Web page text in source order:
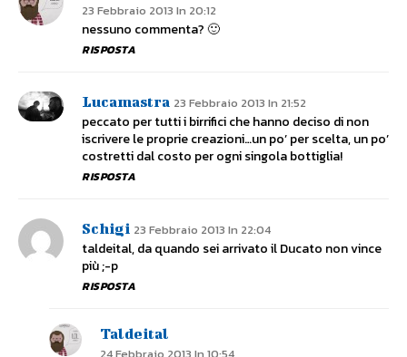
23 Febbraio 2013 In 20:12
nessuno commenta? 🙂
RISPOSTA
Lucamastra 23 Febbraio 2013 In 21:52
peccato per tutti i birrifici che hanno deciso di non
iscrivere le proprie creazioni…un po’ per scelta, un po’
costretti dal costo per ogni singola bottiglia!
RISPOSTA
Schigi 23 Febbraio 2013 In 22:04
taldeital, da quando sei arrivato il Ducato non vince
più ;-p
RISPOSTA
Taldeital